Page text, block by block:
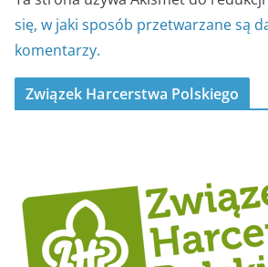
się, w jaki sposób przetwarzane są
komentarzy.
Związek Harcerstwa Polskiego